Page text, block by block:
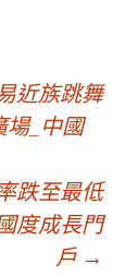
近族跳舞
場_中國
跌至最低
度成長門
戶 →